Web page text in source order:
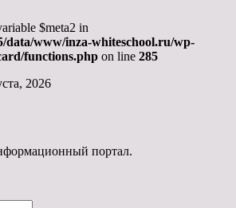
$meta2 in
data/www/inza-whiteschool.ru/wp-
functions.php on line 285
2026
портал.